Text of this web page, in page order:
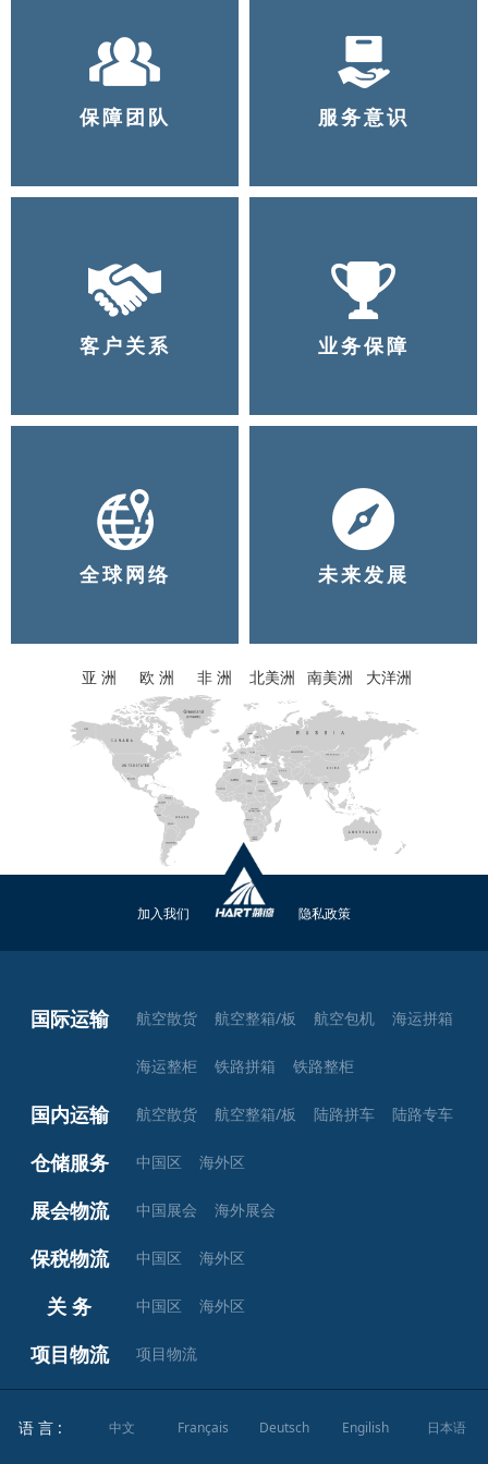
保障团队 服务意识
客户关系 业务保障
全球网络 未来发展
亚 洲 欧 洲 非 洲 北美洲 南美洲 大洋洲
加入我们 隐私政策
国际运输 航空散货 航空整箱/板 航空包机 海运拼箱
海运整柜 铁路拼箱 铁路整柜
国内运输 航空散货 航空整箱/板 陆路拼车 陆路专车
仓储服务 中国区 海外区
展会物流 中国展会 海外展会
保税物流 中国区 海外区
关 务 中国区 海外区
项目物流 项目物流
语 言 : 中文 Français Deutsch Engilish 日本语